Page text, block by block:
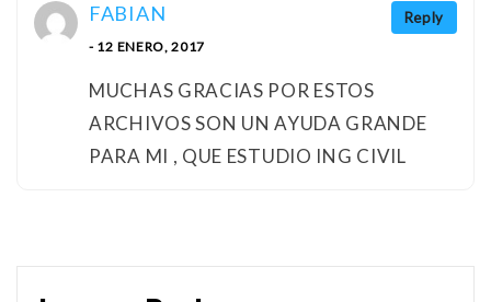
Reply
FABIAN
- 12 ENERO, 2017
MUCHAS GRACIAS POR ESTOS
ARCHIVOS SON UN AYUDA GRANDE
PARA MI , QUE ESTUDIO ING CIVIL